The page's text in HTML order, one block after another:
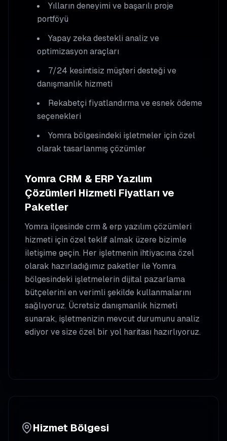
Yılların deneyimi ve başarılı proje
portföyü
Yapay zeka destekli analiz ve
optimizasyon araçları
7/24 kesintisiz müşteri desteği ve
danışmanlık hizmeti
Rekabetçi fiyatlandırma ve esnek ödeme
seçenekleri
Yomra bölgesindeki işletmeler için özel
olarak tasarlanmış çözümler
Yomra CRM & ERP Yazılım
Çözümleri Hizmeti Fiyatları ve
Paketler
Yomra ilçesindecrm & erp yazılım çözümleri
hizmeti için özel teklif almak üzere bizimle
iletişime geçin. Her işletmenin ihtiyacına özel
olarak hazırladığımız paketler ileYomra
bölgesindeki işletmelerin dijital pazarlama
bütçelerini en verimli şekilde kullanmalarını
sağlıyoruz. Ücretsiz danışmanlık hizmeti
sunarak, işletmenizin mevcut durumunu analiz
ediyor ve size özel bir yol haritası hazırlıyoruz.
Hizmet Bölgesi